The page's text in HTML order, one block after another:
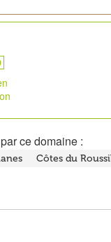
ce domaine :
Côtes du